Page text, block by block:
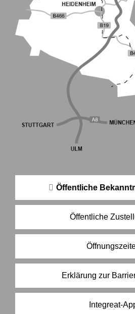
Öffentliche
Öffentliche
Erklärung zur
Integreat-